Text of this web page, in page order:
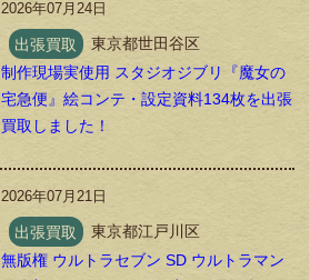
2026年07月24日
出張買取
東京都世田谷区
制作現場実使用 スタジオジブリ『魔女の
宅急便』絵コンテ・設定資料134枚を出張
買取しました！
2026年07月21日
出張買取
東京都江戸川区
無版権 ウルトラセブン SD ウルトラマン